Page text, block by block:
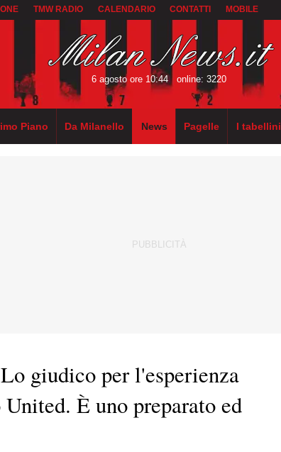
TMW RADIO CALENDARIO CONTATTI MOBILE
6 agosto ore 10:44 online: 3220
Piano Da Milanello News Pagelle I tabellini
giudico per l'esperienza
È uno preparato ed